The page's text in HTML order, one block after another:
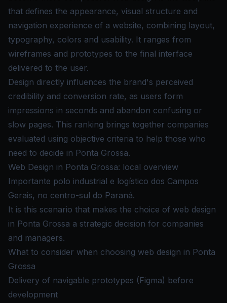
that defines the appearance, visual structure and
navigation experience of a website, combining layout,
typography, colors and usability. It ranges from
wireframes and prototypes to the final interface
delivered to the user.
Design directly influences the brand's perceived
credibility and conversion rate, as users form
impressions in seconds and abandon confusing or
slow pages. This ranking brings together companies
evaluated using objective criteria to help those who
need to decide in Ponta Grossa.
Web Design in Ponta Grossa: local overview
Importante polo industrial e logístico dos Campos
Gerais, no centro-sul do Paraná.
It is this scenario that makes the choice of web design
in Ponta Grossa a strategic decision for companies
and managers.
What to consider when choosing web design in Ponta
Grossa
Delivery of navigable prototypes (Figma) before
development